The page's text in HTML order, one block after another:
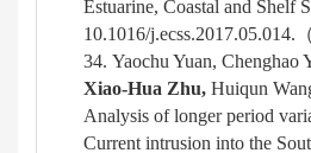
Estuarine, Coastal and Shelf
10.1016/j.ecss.2017.05.014. （
34. Yaochu Yuan, Chenghao
Xiao-Hua Zhu, Huiqun
Analysis of longer period
Current intrusion into the